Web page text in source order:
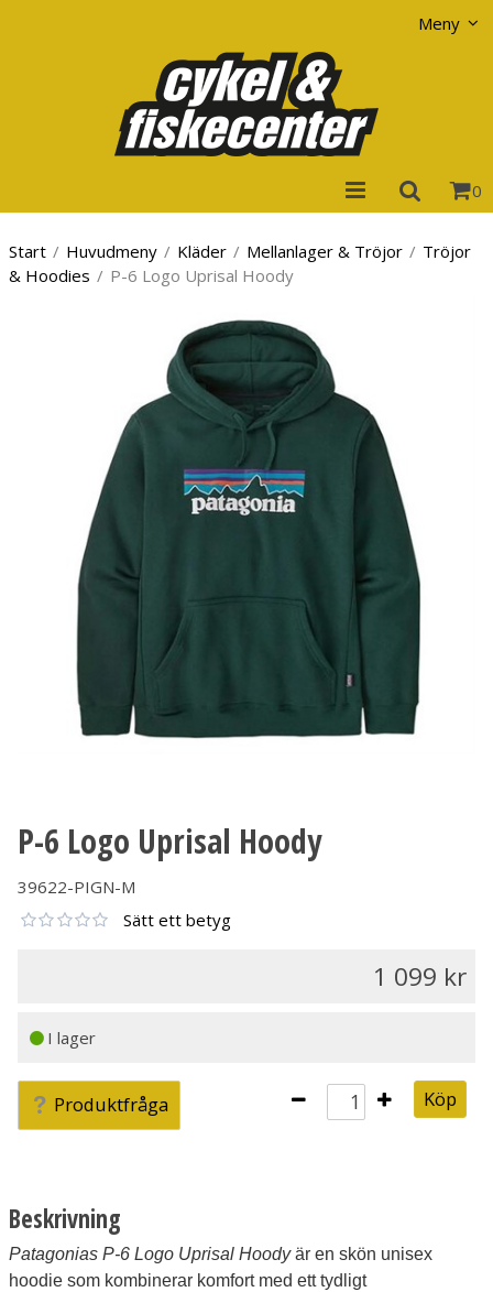
Meny
0
Start / Huvudmeny / Kläder / Mellanlager & Tröjor / Tröjor
& Hoodies / P-6 Logo Uprisal Hoody
P-6 Logo Uprisal Hoody
39622-PIGN-M
Sätt ett betyg
1 099
I lager
Produktfråga Köp
Beskrivning
Patagonias P-6 Logo Uprisal Hoodyär en skön unisex
hoodie som kombinerar komfort med ett tydligt